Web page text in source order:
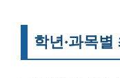
학년·과목